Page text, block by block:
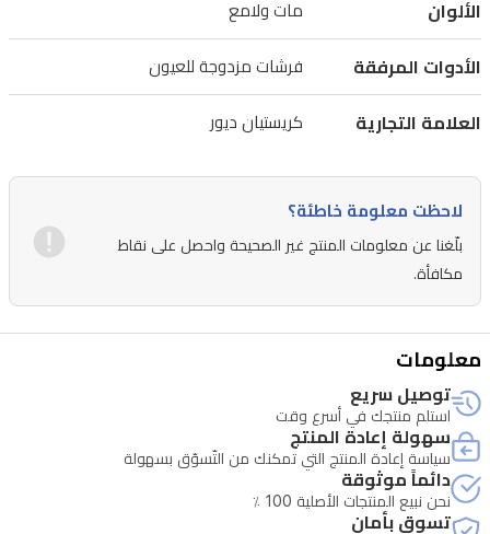
مدمجتين
الدقة.
عزز
مكياجك
بجودة
ديور
وتصميمها
الأيقوني
في
التطبيق.
الألوان مات ولامع
الأدوات المرفقة فرشات مزدوجة للعيون
العلامة التجارية كريستيان ديور
لاحظت معلومة خاطئة؟
بلّغنا عن معلومات المنتج غير الصحيحة واحصل على نقاط
مكافأة.
معلومات
توصيل سريع
استلم منتجك في أسرع وقت
سهولة إعادة المنتج
سياسة إعادة المنتج التي تمكنك من التّسوّق بسهولة
دائماً موثوقة
نحن نبيع المنتجات الأصلية 100 ٪
تسوق بأمان